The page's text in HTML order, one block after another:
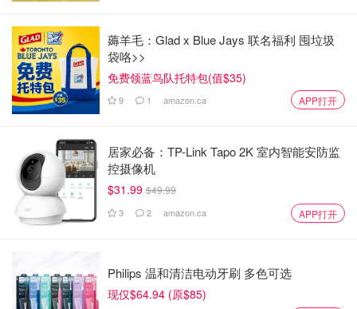
薅羊毛：Glad x Blue Jays 联名福利 囤垃圾
袋咯>>
免费领蓝鸟队托特包(值$35)
9 1 amazon.ca APP打开
居家必备：TP-Link Tapo 2K 室内智能安防监
控摄像机
$31.99 $49.99
3 2 amazon.ca APP打开
Philips 温和清洁电动牙刷 多色可选
现仅$64.94 (原$85)